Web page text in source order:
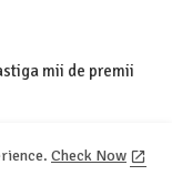
mii de premii
Check Now